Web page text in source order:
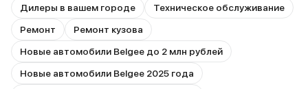
Дилеры в вашем городе
Техническое обслуживание
Ремонт
Ремонт кузова
Новые автомобили Belgee до 2 млн рублей
Новые автомобили Belgee 2025 года